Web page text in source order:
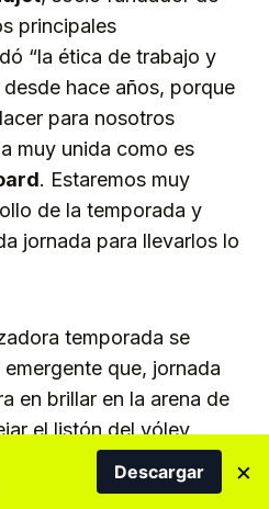
principales
“la ética de trabajo y
hace años, porque
para nosotros
muy unida como es
. Estaremos muy
de la temporada y
jornada para llevarlos lo
temporada se
que, jornada
en brillar en la arena de
el listón del vóley
Descargar ×